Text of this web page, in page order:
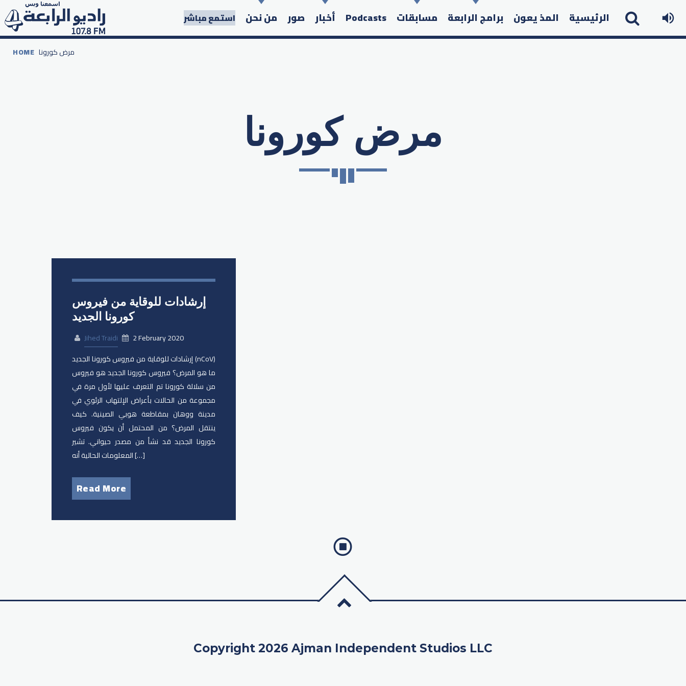
الرئيسية المذ يعون برامج الرابعة مسابقات Podcasts أخبار صور من نحن استمع مباشر
Search in the website:
HOME مرض كورونا
مرض كورونا
إرشادات للوقاية من فيروس
كورونا الجديد
Jihed Traidi
2 February 2020
إرشادات للوقاية من فيروس كورونا الجديد (nCoV)
ما هو المرض؟ فيروس كورونا الجديد هو فيروس
من سلالة كورونا تم التعرف عليها لأول مرة في
مجموعة من الحالات بأعراض الإلتهاب الرئوي في
مدينة ووهان بمقاطعة هوبي الصينية. كيف
ينتقل المرض؟ من المحتمل أن يكون فيروس
كورونا الجديد قد نشأ من مصدر حيواني. تشير
المعلومات الحالية أنه […]
Read More
Copyright 2026 Ajman Independent Studios LLC